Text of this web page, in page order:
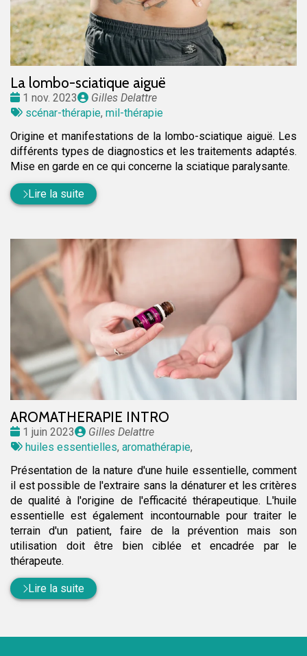
La lombo-sciatique aiguë
Date
:
1 nov. 2023
Publié
par
Gilles Delattre
Tags
scénar-thérapie, mil-thérapie
Origine et manifestations de la lombo-sciatique aiguë. Les
différents types de diagnostics et les traitements adaptés.
Mise en garde en ce qui concerne la sciatique paralysante.
Lire la suite
AROMATHERAPIE INTRO
Date
:
1 juin 2023
Publié
par
Gilles Delattre
Tags
huiles essentielles, aromathérapie,
Présentation de la nature d'une huile essentielle, comment
il est possible de l'extraire sans la dénaturer et les critères
de qualité à l'origine de l'efficacité thérapeutique. L'huile
essentielle est également incontournable pour traiter le
terrain d'un patient, faire de la prévention mais son
utilisation doit être bien ciblée et encadrée par le
thérapeute.
Lire la suite